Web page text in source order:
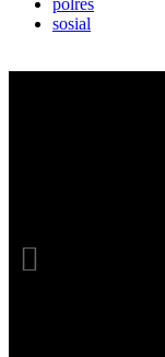
sosial